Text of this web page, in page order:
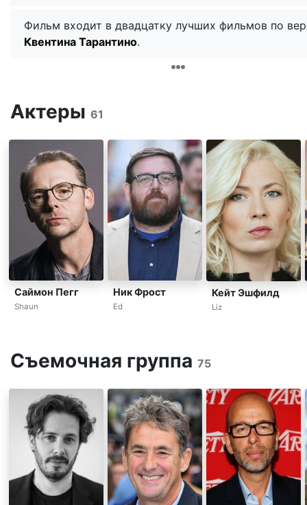
Фильм входит в двадцатку лучших фильмов по
Квентина Тарантино.
Актеры 61
Саймон Пегг
Shaun
Ник Фрост
Ed
Кейт Эшфилд
Liz
Съемочная группа 75